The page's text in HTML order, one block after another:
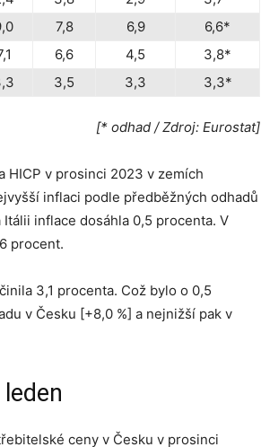
7,8 6,9
6,6*
6,6 4,5
3,8*
3,5 3,3 3,3*
[* odhad / Zdroj: Eurostat]
HICP v prosinci 2023 v zemích
inflaci podle předběžných odhadů
inflace dosáhla 0,5 procenta. V
procent.
3,1 procenta. Což bylo o 0,5
v Česku [+8,0 %] a nejnižší pak v
ceny v Česku v prosinci